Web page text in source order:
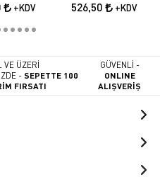
+KDV 526,50 +KDV
VE ÜZERİ
-SEPETTE 100
FIRSATI
GÜVENLİ -
ONLINE
ALIŞVERİŞ